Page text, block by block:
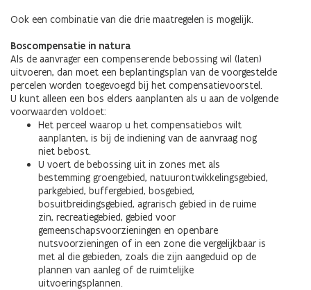
Ook een combinatie van die drie maatregelen is mogelijk.
Boscompensatie in natura
Als de aanvrager een compenserende bebossing wil (laten)
uitvoeren, dan moet een beplantingsplan van de voorgestelde
percelen worden toegevoegd bij het compensatievoorstel.
U kunt alleen een bos elders aanplanten als u aan de volgende
voorwaarden voldoet:
Het perceel waarop u het compensatiebos wilt
aanplanten, is bij de indiening van de aanvraag nog
niet bebost.
U voert de bebossing uit in zones met als
bestemming groengebied, natuurontwikkelingsgebied,
parkgebied, buffergebied, bosgebied,
bosuitbreidingsgebied, agrarisch gebied in de ruime
zin, recreatiegebied, gebied voor
gemeenschapsvoorzieningen en openbare
nutsvoorzieningen of in een zone die vergelijkbaar is
met al die gebieden, zoals die zijn aangeduid op de
plannen van aanleg of de ruimtelijke
uitvoeringsplannen.